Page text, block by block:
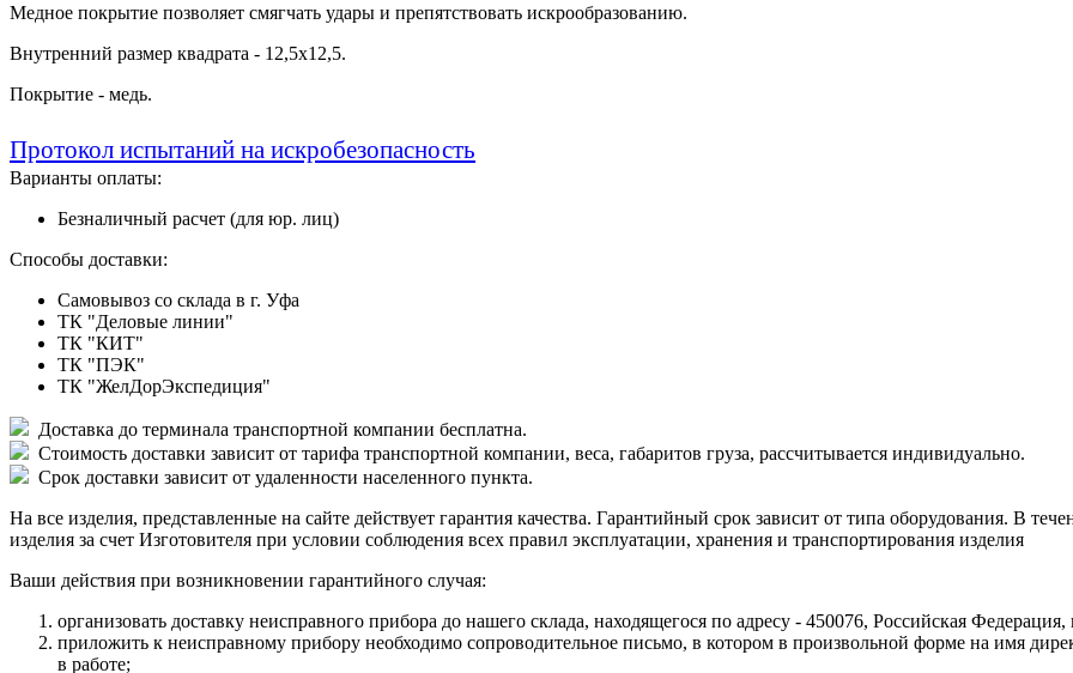
Медное покрытие позволяет смягчать удары и препятствовать искрообразованию.
Внутренний размер квадрата - 12,5х12,5.
Покрытие - медь.
Протокол испытаний на искробезопасность
Варианты оплаты:
Безналичный расчет (для юр. лиц)
Способы доставки:
Самовывоз со склада в г. Уфа
ТК "Деловые линии"
ТК "КИТ"
ТК "ПЭК"
ТК "ЖелДорЭкспедиция"
Доставка до терминала транспортной компании бесплатна.
Стоимость доставки зависит от тарифа транспортной компании, веса, габаритов груза, рассчитывается индивидуально.
Срок доставки зависит от удаленности населенного пункта.
На все изделия, представленные на сайте действует гарантия качества. Гарантийный срок зависит от типа оборудования. В
изделия за счет Изготовителя при условии соблюдения всех правил эксплуатации, хранения и транспортирования изделия
Ваши действия при возникновении гарантийного случая:
организовать доставку неисправного прибора до нашего склада, находящегося по адресу - 450076, Российская
приложить к неисправному прибору необходимо сопроводительное письмо, в котором в произвольной форме на имя
в работе;